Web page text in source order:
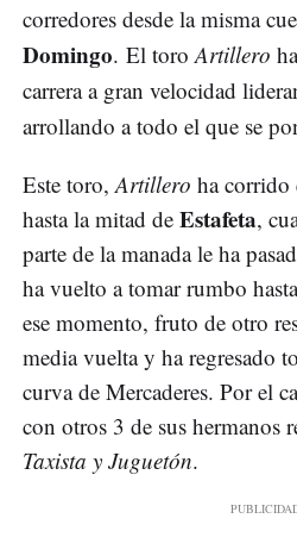
corredores desde la misma
Domingo. El toro Artillero
carrera a gran velocidad
arrollando a todo el que se
Este toro, Artillero ha corrido
hasta la mitad de Estafeta,
parte de la manada le ha
ha vuelto a tomar rumbo
ese momento, fruto de otro
media vuelta y ha regresado
curva de Mercaderes. Por el
con otros 3 de sus hermanos
Taxista y Juguetón.